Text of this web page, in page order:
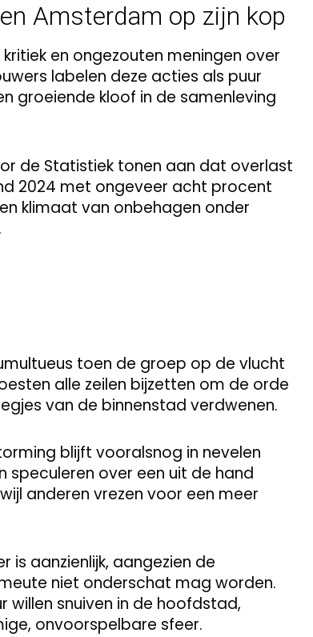
Amsterdam op zijn kop
en ongezouten meningen over
labelen deze acties als puur
groeiende kloof in de samenleving
de Statistiek tonen aan dat overlast
2024 met ongeveer acht procent
klimaat van onbehagen onder
toen de groep op de vlucht
alle zeilen bijzetten om de orde
van de binnenstad verdwenen.
blijft vooralsnog in nevelen
speculeren over een uit de hand
anderen vrezen voor een meer
aanzienlijk, aangezien de
niet onderschat mag worden.
willen snuiven in de hoofdstad,
onvoorspelbare sfeer.